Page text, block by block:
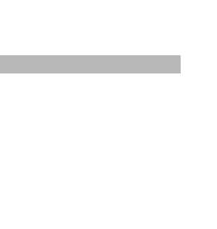
sein. Die Rechte aller